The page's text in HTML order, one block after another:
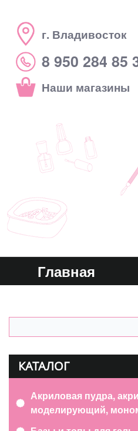
г. Владивосток
8 950 284 85
Наши магазины
Главная
КАТАЛОГ
Акриловая пудра,
моделирующий,